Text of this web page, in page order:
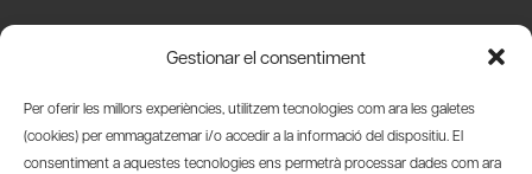
Gestionar el consentiment
Per oferir les millors experiències, utilitzem tecnologies com ara les galetes
(cookies) per emmagatzemar i/o accedir a la informació del dispositiu. El
consentiment a aquestes tecnologies ens permetrà processar dades com ara
08003 Barcelona
info@amicsdelpais.com